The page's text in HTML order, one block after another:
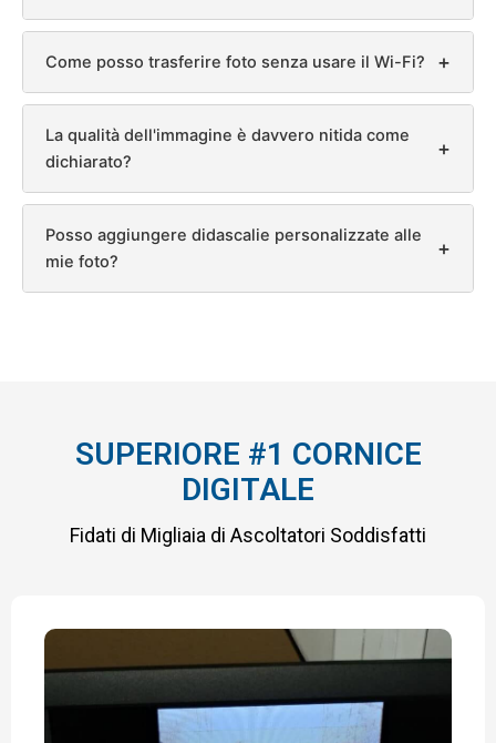
Come posso trasferire foto senza usare il Wi-Fi? +
La qualità dell'immagine è davvero nitida come
dichiarato?
+
Posso aggiungere didascalie personalizzate alle
mie foto?
+
SUPERIORE #1 CORNICE
DIGITALE
Fidati di Migliaia di Ascoltatori Soddisfatti